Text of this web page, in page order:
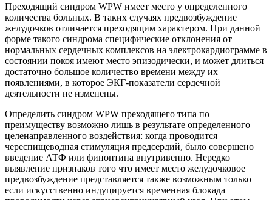
Преходящий синдром WPW имеет место у определенного
количества больных. В таких случаях предвозбуждение
желудочков отличается преходящим характером. При данной
форме такого синдрома специфические отклонения от
нормальных сердечных комплексов на электрокардиограмме в
состоянии покоя имеют место эпизодически, и может длиться
достаточно большое количество времени между их
появлениями, в которое ЭКГ-показатели сердечной
деятельности не изменены.
Определить синдром WPW преходящего типа по
преимуществу возможно лишь в результате определенного
целенаправленного воздействия: когда проводится
череспищеводная стимуляция предсердий, было совершено
введение АТФ или финоптина внутривенно. Нередко
выявление признаков того что имеет место желудочковое
предвозбуждение представляется также возможным только
если искусственно индуцируется временная блокада